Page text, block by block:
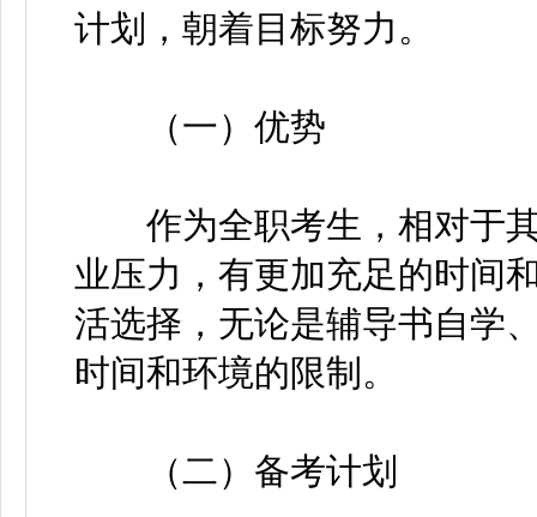
计划，朝着目标努力。
（一）优势
作为全职考生，相对于其
业压力，有更加充足的时间
活选择，无论是辅导书自学
时间和环境的限制。
（二）备考计划